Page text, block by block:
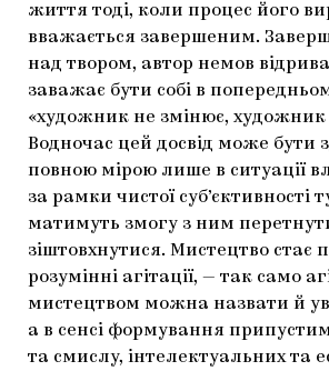
життя тоді, коли процес його
вважається завершеним.
над твором, автор немов
заважає бути собі в
«художник не змінює, художник
Водночас цей досвід може бути
повною мірою лише в ситуації
за рамки чистої суб’єктивності
матимуть змогу з ним
зіштовхнутися. Мистецтво стає
розумінні агітації, — так само
мистецтвом можна назвати й
а в сенсі формування
та смислу, інтелектуальних та